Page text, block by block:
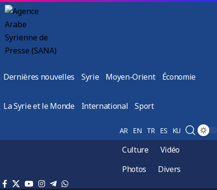
Dernières nouvelles Syrie Moyen-Orient Économie
La Syrie et le Monde International Sport
AR EN TR ES KU
Culture
Vidéo
Photos
Divers